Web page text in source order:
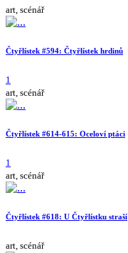
art, scénář
Čtyřlístek #594: Čtyřlístek hrdinů
1
art, scénář
Čtyřlístek #614-615: Oceloví ptáci
1
art, scénář
Čtyřlístek #618: U Čtyřlístku straší
art, scénář